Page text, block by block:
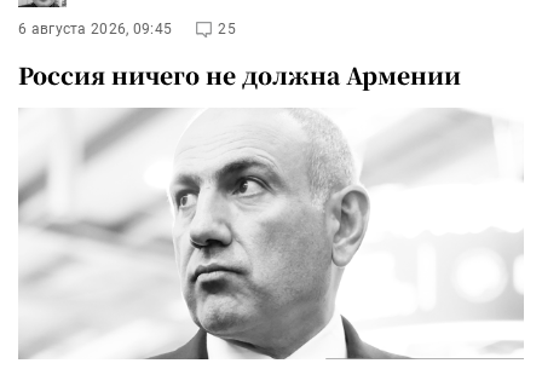
6 августа 2026, 09:45 25
Россия ничего не должна Армении